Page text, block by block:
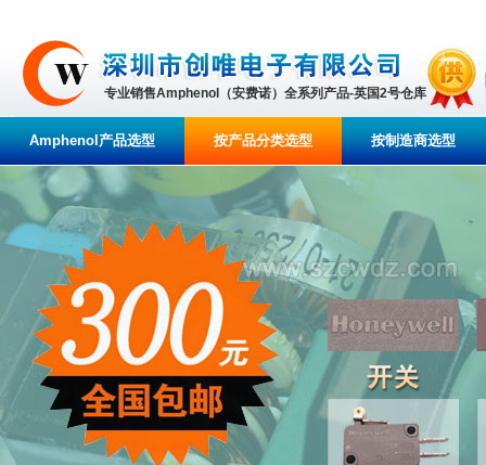
专业销售Amphenol（安费诺）全系列产品-英国2号仓库
Amphenol产品选型 按产品分类选型 按制造商选型